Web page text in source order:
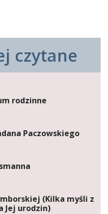
czytane
rodzinne
Paczowskiego
(Kilka myśli z
Jej urodzin)